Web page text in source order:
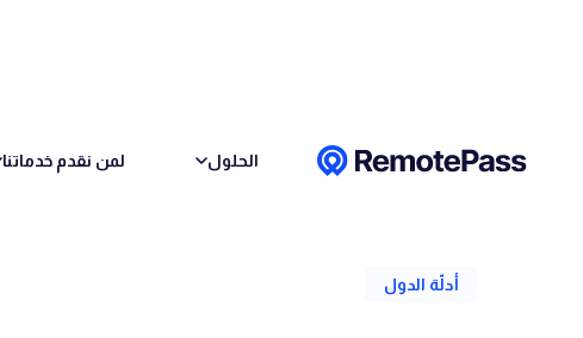
الحلول لمن نقدم خدماتنا
أدلّة الدول